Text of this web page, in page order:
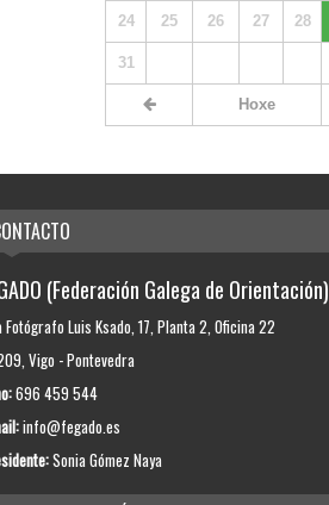
24 25 26 27 28
31
Hoxe
(Federación Galega de Orientación)
Fotógrafo Luis Ksado, 17, Planta 2, Oficina 22
Vigo - Pontevedra
696 459 544
info@fegado.es
Sonia Gómez Naya